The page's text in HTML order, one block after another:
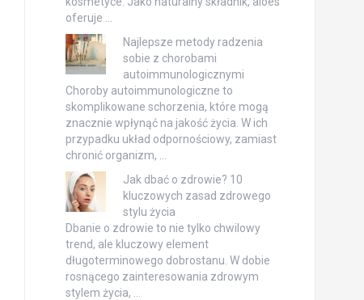
oferuje …
Najlepsze metody radzenia
sobie z chorobami
autoimmunologicznymi
Choroby autoimmunologiczne to
skomplikowane schorzenia, które mogą
znacznie wpłynąć na jakość życia. W ich
przypadku układ odpornościowy, zamiast
chronić organizm, …
Jak dbać o zdrowie? 10
kluczowych zasad zdrowego
stylu życia
Dbanie o zdrowie to nie tylko chwilowy
trend, ale kluczowy element
długoterminowego dobrostanu. W dobie
rosnącego zainteresowania zdrowym
stylem życia, …